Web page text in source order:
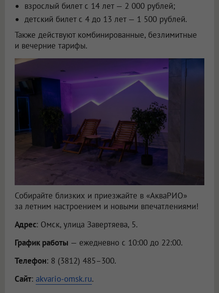
взрослый билет с 14 лет — 2 000 рублей;
детский билет с 4 до 13 лет — 1 500 рублей.
Также действуют комбинированные, безлимитные
и вечерние тарифы.
Собирайте близких и приезжайте в «АкваРИО»
за летним настроением и новыми впечатлениями!
Адрес: Омск, улица Завертяева, 5.
График работы — ежедневно с 10:00 до 22:00.
Телефон: 8 (3812) 485–300.
Сайт: akvario-omsk.ru.